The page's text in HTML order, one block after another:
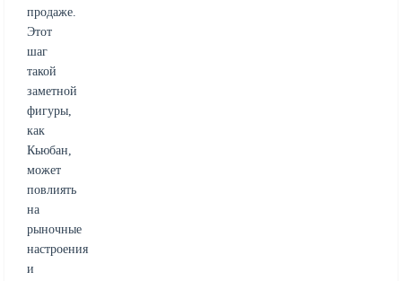
продаже.
Этот
шаг
такой
заметной
фигуры,
как
Кьюбан,
может
повлиять
на
рыночные
настроения
и